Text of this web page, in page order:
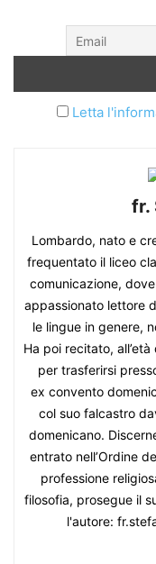
Letta
fr.
Lombardo, nato e
frequentato il liceo
comunicazione,
appassionato lettore
le lingue in genere,
Ha poi recitato,
per trasferirsi
ex convento
col suo falcastro
domenicano.
entrato nell’Ordine
professione
filosofia, prosegue il
l'autore: